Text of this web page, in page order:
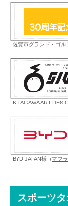
佐賀市グランド・ゴル
KITAGAWA ART
BYD JAPAN様（ マフ
スポーツ